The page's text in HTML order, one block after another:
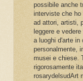
possibile anche
interviste che ho
ad attori, artisti,
leggere e
a luoghi d'arte in
personalmente,
musei e chiese.
rigorosamente
rosarydelsudArt